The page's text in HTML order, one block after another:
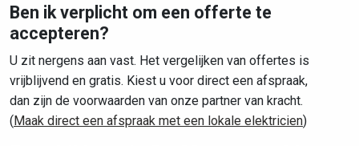
Ben ik verplicht om een offerte te
accepteren?
U zit nergens aan vast. Het vergelijken van offertes is
vrijblijvend en gratis. Kiest u voor direct een afspraak,
dan zijn de voorwaarden van onze partner van kracht.
(Maak direct een afspraak met een lokale elektricien)